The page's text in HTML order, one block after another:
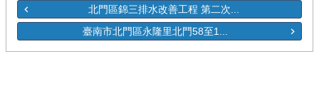
北門區錦三排水改善工程 第二次...
臺南市北門區永隆里北門58至1...